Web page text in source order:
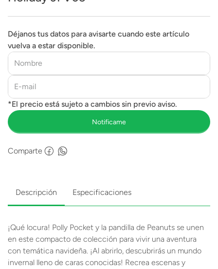
Déjanos tus datos para avisarte cuando este artículo
vuelva a estar disponible.
Comparte
Descripción Especificaciones
¡Qué locura! Polly Pocket y la pandilla de Peanuts se unen
en este compacto de colección para vivir una aventura
con temática navideña. ¡Al abrirlo, descubrirás un mundo
invernal lleno de caras conocidas! Recrea escenas y